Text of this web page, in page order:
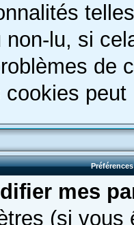
lu, si
de
peut
mes
(si